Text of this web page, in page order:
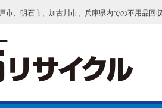
市、明石市、加古川市、兵庫県内での不用品回